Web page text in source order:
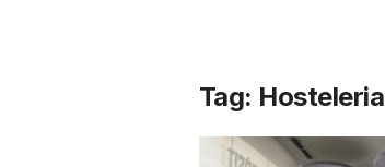
i
Tag: Hosteleria